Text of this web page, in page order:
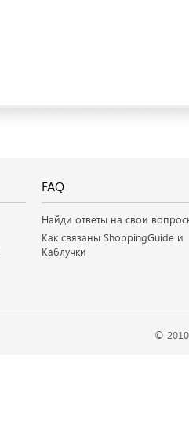
FAQ
Найди ответы на свои
Как связаны ShoppingGuide и
Каблучки
©